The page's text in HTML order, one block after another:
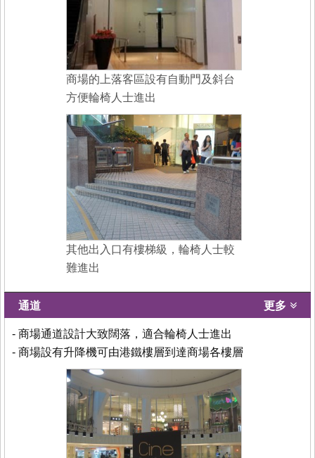
商場的上落客區設有自動門及斜台
方便輪椅人士進出
其他出入口有樓梯級，輪椅人士較
難進出
通道 更多
- 商場通道設計大致闊落，適合輪椅人士進出
- 商場設有升降機可由港鐵樓層到達商場各樓層